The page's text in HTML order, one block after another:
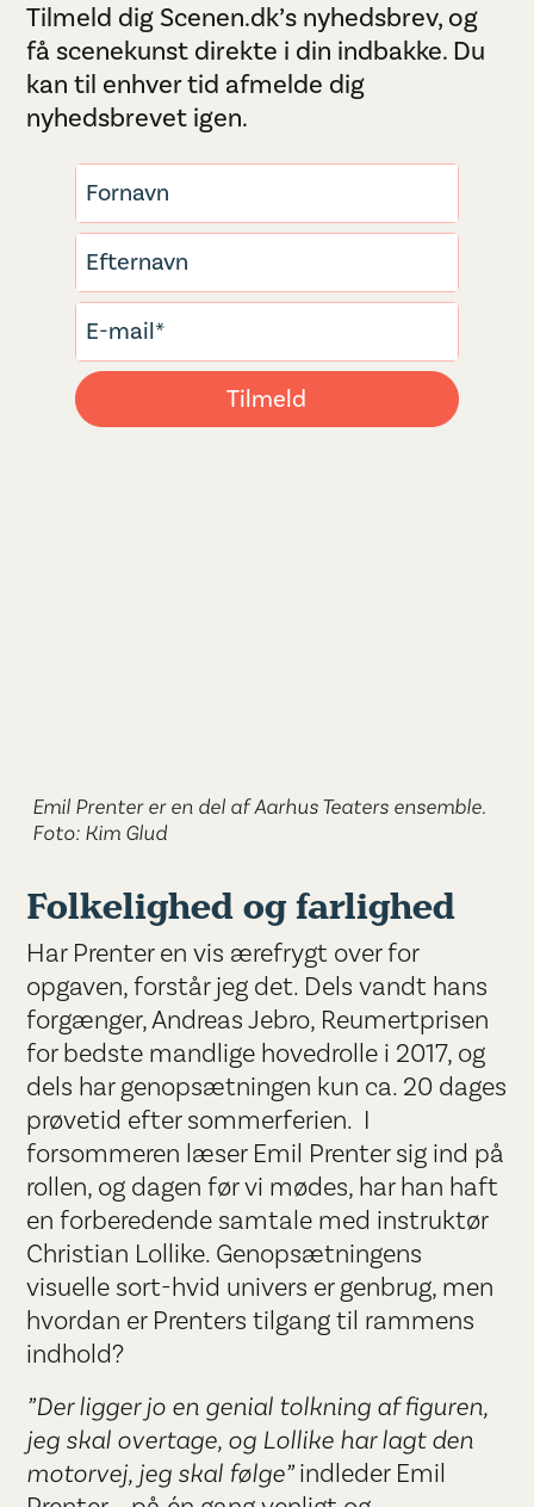
Tilmeld dig Scenen.dk’s nyhedsbrev, og
få scenekunst direkte i din indbakke. Du
kan til enhver tid afmelde dig
nyhedsbrevet igen.
Emil Prenter er en del af Aarhus Teaters ensemble.
Foto: Kim Glud
Folkelighed og farlighed
Har Prenter en vis ærefrygt over for
opgaven, forstår jeg det. Dels vandt hans
forgænger, Andreas Jebro, Reumertprisen
for bedste mandlige hovedrolle i 2017, og
dels har genopsætningen kun ca. 20 dages
prøvetid efter sommerferien. I
forsommeren læser Emil Prenter sig ind på
rollen, og dagen før vi mødes, har han haft
en forberedende samtale med instruktør
Christian Lollike. Genopsætningens
visuelle sort-hvid univers er genbrug, men
hvordan er Prenters tilgang til rammens
indhold?
”Der ligger jo en genial tolkning af figuren,
jeg skal overtage, og Lollike har lagt den
motorvej, jeg skal følge”indleder Emil